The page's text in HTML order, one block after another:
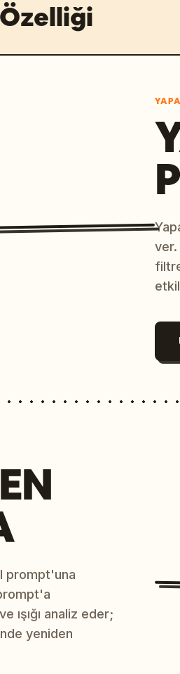
ver.
prompt'una
ışığı analiz eder;
yeniden